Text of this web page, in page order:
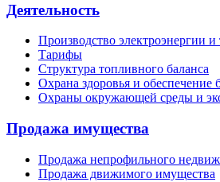
Деятельность
Производство электроэнергии и
Тарифы
Структура топливного баланса
Охрана здоровья и обеспечение
Охраны окружающей среды и
Продажа имущества
Продажа непрофильного
Продажа движимого имущества